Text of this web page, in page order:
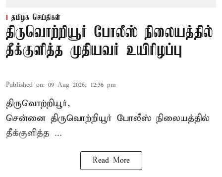
தமிழக செய்திகள்
திருவொற்றியூர் போலீஸ் நிலையத்தில்
தீக்குளித்த முதியவர் உயிரிழப்பு
Published on: 09 Aug 2026, 12:36 pm
திருவொற்றியூர்,
சென்னை திருவொற்றியூர் போலீஸ் நிலையத்தில்
தீக்குளித்த ...
Read More